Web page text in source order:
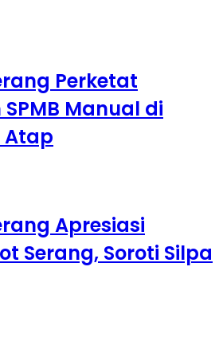
Perketat
Manual di
Atap
Apresiasi
Serang, Soroti Silpa